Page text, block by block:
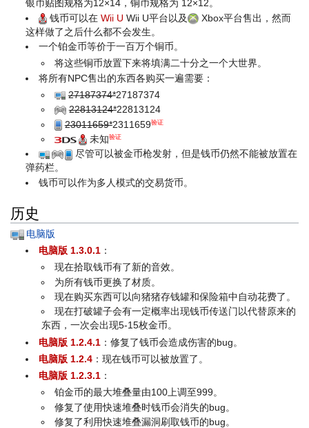
银币贴图规格为12×14，铜币规格为 12×12。
钱币可以在Wii U Wii U平台以及
Xbox平台售出，然而
这样做了之后什么都不会发生。
一个铂金币等价于一百万个铜币。
将这些铜币放置下来将填满二十分之一个大世界。
将所有NPC售出的东西各购买一遍需要：
27187374*27187374
22813124*228131 24
23011659*231 1659验证
未知验证
尽管可以被金币枪发射，但是钱币仍然不能被放置在
弹药栏。
钱币可以作为多人模式的交易货币。
历史
电脑版
电脑版 1.3.0.1 ：
现在拾取钱币有了新的音效。
为所有钱币更换了材质。
现在购买东西可以向猪猪存钱罐和保险箱中自动花费了。
现在打破罐子会有一定概率出现钱币传送门以代替原来的
东西，一次会出现5-15枚金币。
电脑版 1.2.4.1 ：修复了钱币会造成伤害的bug。
电脑版 1.2.4 ：现在钱币可以被放置了。
电脑版 1.2.3.1 ：
铂金币的最大堆叠量由100上调至999。
修复了使用快速堆叠时钱币会消失的bug。
修复了利用快速堆叠漏洞刷取钱币的bug。